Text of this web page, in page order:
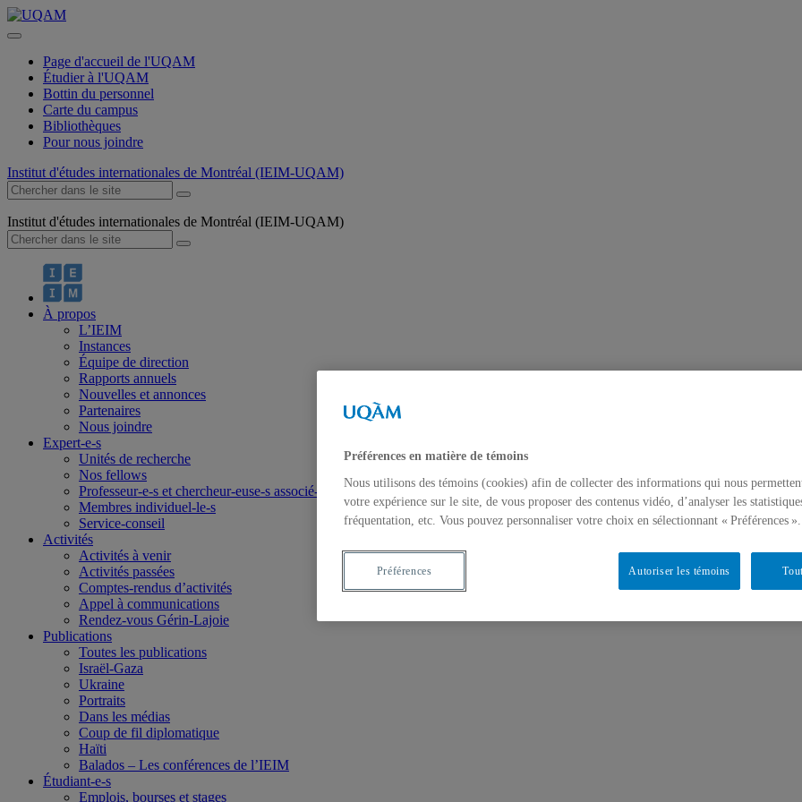
Page d'accueil de l'UQAM
Étudier à l'UQAM
Bottin du personnel
Carte du campus
Bibliothèques
Pour nous joindre
Institut d'études internationales de Montréal (IEIM-UQAM)
Institut d'études internationales de Montréal (IEIM-UQAM)
À propos
L’IEIM
Instances
Équipe de direction
Rapports annuels
Nouvelles et annonces
Partenaires
Nous joindre
Expert-e-s
Unités de recherche
Nos fellows
Professeur-e-s et chercheur-euse-s associé-e-s
Membres individuel-le-s
Service-conseil
Activités
Activités à venir
Activités passées
Comptes-rendus d’activités
Appel à communications
Rendez-vous Gérin-Lajoie
Publications
Toutes les publications
Israël-Gaza
Ukraine
Portraits
Dans les médias
Coup de fil diplomatique
Haïti
Balados – Les conférences de l’IEIM
Étudiant-e-s
Emplois, bourses et stages
Préférences en matière de témoins
Nous utilisons des témoins (cookies) afin de collecter des informations qui nous
votre expérience sur le site, de vous proposer des contenus vidéo, d’analyser les
fréquentation, etc. Vous pouvez personnaliser votre choix en sélectionnant « Préférences ».
Autoriser les témoins
Préférences